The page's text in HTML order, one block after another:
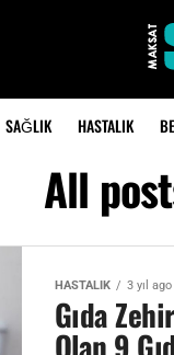
SAĞLIK HASTALIK
All
HASTALIK 3 yıl ago
Gıda
Olan 9